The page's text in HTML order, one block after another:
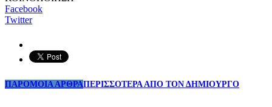
Facebook
Twitter
ΠΑΡΟΜΟΙΑ ΑΡΘΡΑΠΕΡΙΣΣΟΤΕΡΑ ΑΠΟ ΤΟΝ ΔΗΜΙΟΥΡΓΟ